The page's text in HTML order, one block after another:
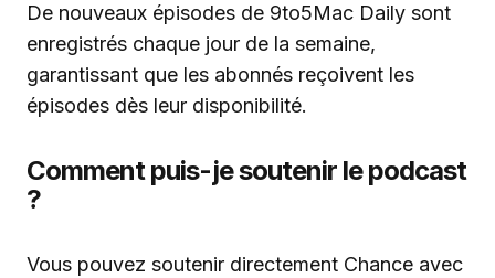
De nouveaux épisodes de 9to5Mac Daily sont
enregistrés chaque jour de la semaine,
garantissant que les abonnés reçoivent les
épisodes dès leur disponibilité.
Comment puis-je soutenir le podcast
?
Vous pouvez soutenir directement Chance avec